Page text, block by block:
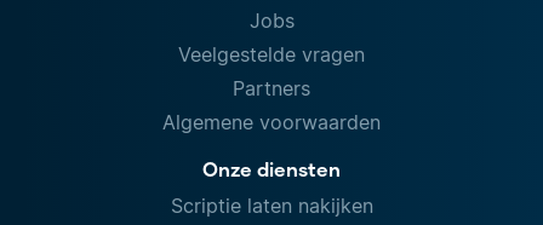
Jobs
Veelgestelde vragen
Partners
Algemene voorwaarden
Onze diensten
Scriptie laten nakijken